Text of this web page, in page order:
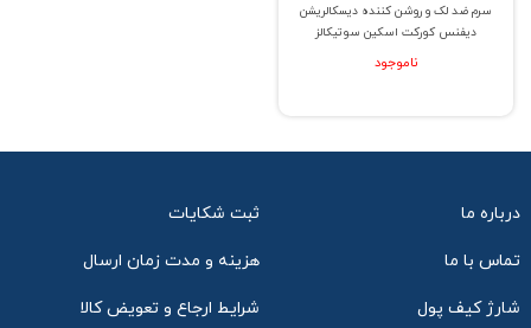
سرم ضد لک و روشن کننده دیسکالریشن
دیفنس کورکت اسکین سوتیکالز
ناموجود
درباره ما ثبت شکایات
تماس با ما هزینه و مدت زمان ارسال
شارژ کیف پول شرایط ارجاع و تعویض کالا